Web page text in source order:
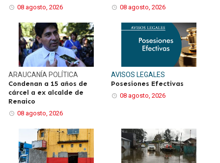
08 agosto, 2026 08 agosto, 2026
ARAUCANÍA POLÍTICA
Condenan a 15 años de
cárcel a ex alcalde de
Renaico
08 agosto, 2026
AVISOS LEGALES
Posesiones Efectivas
08 agosto, 2026